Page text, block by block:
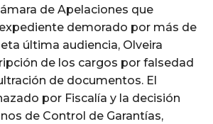
de Apelaciones que
demorado por más de
última audiencia, Olveira
de los cargos por falsedad
de documentos. El
por Fiscalía y la decisión
de Control de Garantías,